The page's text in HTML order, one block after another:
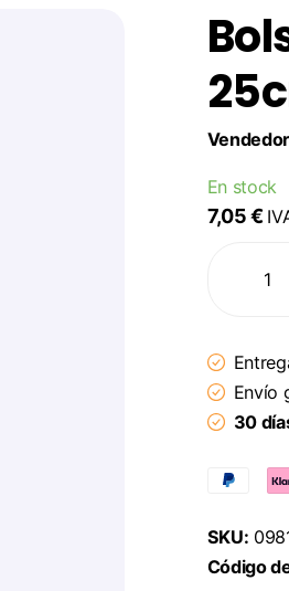
Vendedor
En stock
7,05 €
Envío
30
SKU:
Código